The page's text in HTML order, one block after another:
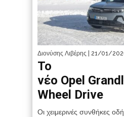
Διονύσης Λιβέρης | 21/01/
Το
νέο Opel
Wheel Drive
Οι χειμερινές συνθήκες